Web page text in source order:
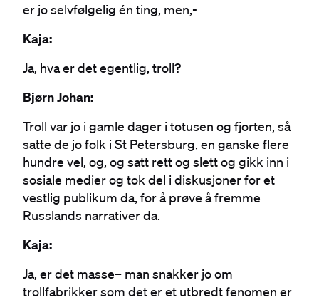
er jo selvfølgelig én ting, men,-
Kaja:
Ja, hva er det egentlig, troll?
Bjørn Johan:
Troll var jo i gamle dager i totusen og fjorten, så
satte de jo folk i St Petersburg, en ganske flere
hundre vel, og, og satt rett og slett og gikk inn i
sosiale medier og tok del i diskusjoner for et
vestlig publikum da, for å prøve å fremme
Russlands narrativer da.
Kaja:
Ja, er det masse– man snakker jo om
trollfabrikker som det er et utbredt fenomen er